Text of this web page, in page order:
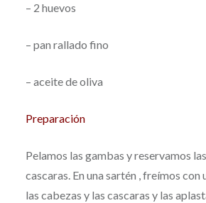
– 2 huevos
– pan rallado fino
– aceite de oliva
Preparación
Pelamos las gambas y reservamos
cascaras. En una sartén , freímos con
las cabezas y las cascaras y las